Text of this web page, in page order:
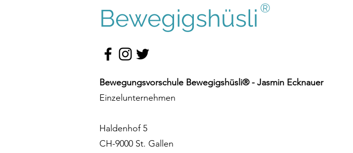
Bewegigshüsli ®
Bewegungsvorschule Bewegigshüsli® - Jasmin Ecknauer
Einzelunternehmen
Haldenhof 5
CH-9000 St. Gallen